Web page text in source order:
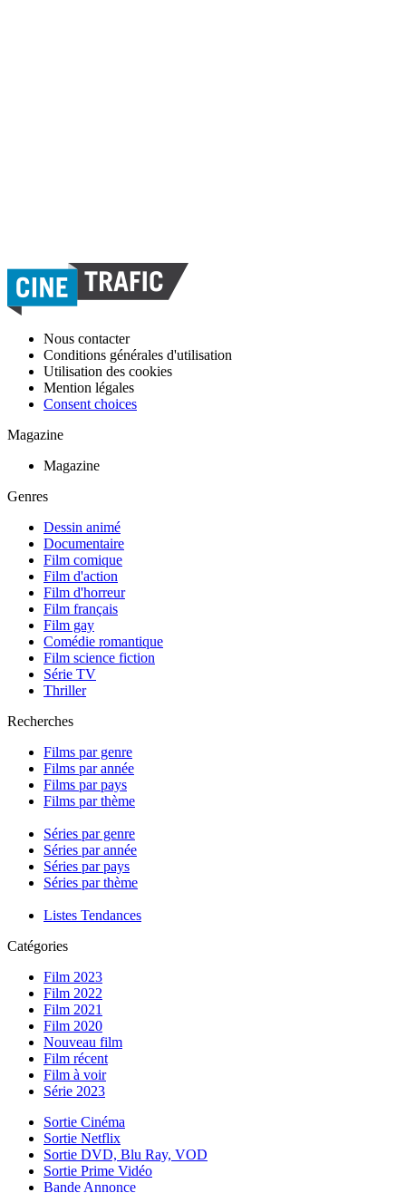
Nous contacter
Conditions générales d'utilisation
Utilisation des cookies
Mention légales
Consent choices
Magazine
Magazine
Genres
Dessin animé
Documentaire
Film comique
Film d'action
Film d'horreur
Film français
Film gay
Comédie romantique
Film science fiction
Série TV
Thriller
Recherches
Films par genre
Films par année
Films par pays
Films par thème
Séries par genre
Séries par année
Séries par pays
Séries par thème
Listes Tendances
Catégories
Film 2023
Film 2022
Film 2021
Film 2020
Nouveau film
Film récent
Film à voir
Série 2023
Sortie Cinéma
Sortie Netflix
Sortie DVD, Blu Ray, VOD
Sortie Prime Vidéo
Bande Annonce